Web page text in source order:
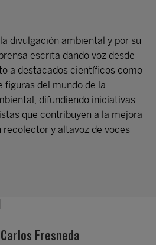
divulgación ambiental y por su
escrita dando voz desde
a destacados científicos como
figuras del mundo de la
difundiendo iniciativas
que contribuyen a la mejora
recolector y altavoz de voces
Fresneda